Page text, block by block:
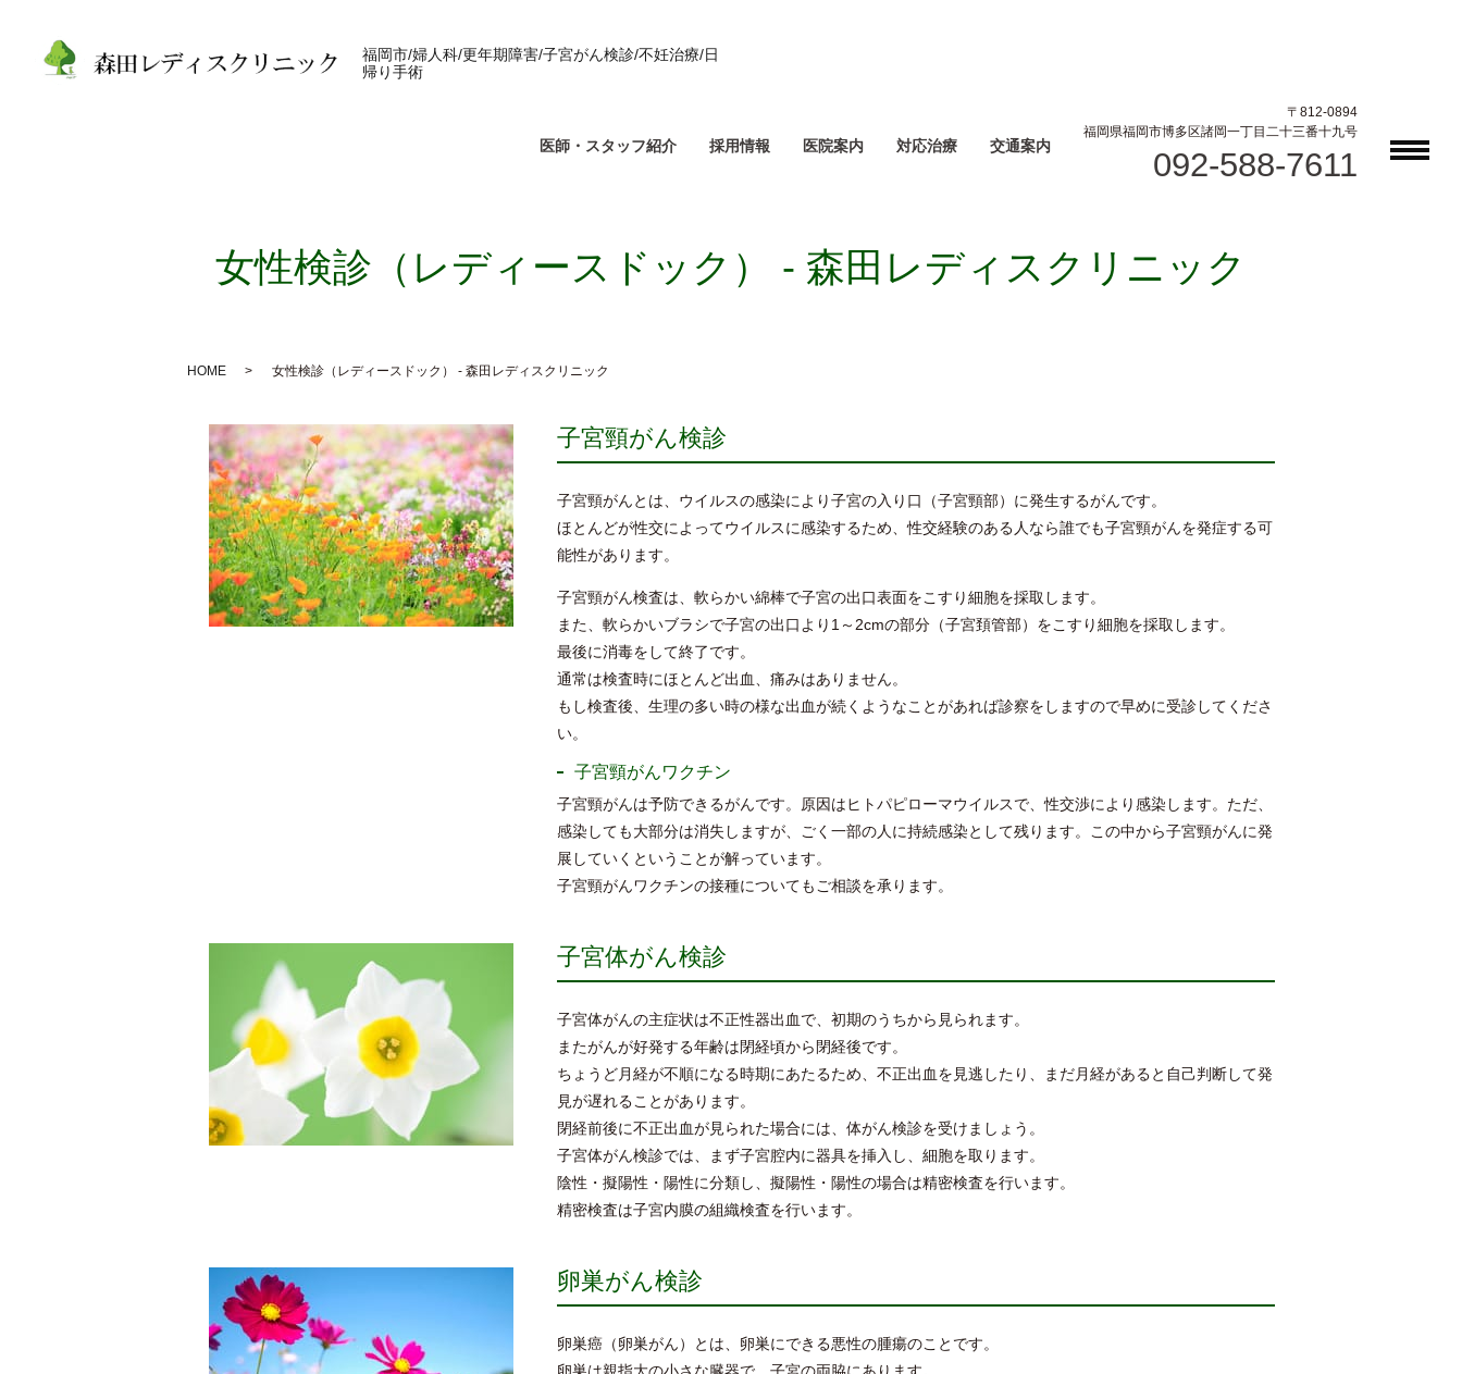
福岡市/婦人科/更年期障害/子宮がん検診/不妊治療/日
帰り手術
医師・スタッフ紹介 採用情報 医院案内 対応治療 交通案内
〒812-0894
福岡県福岡市博多区諸岡一丁目二十三番十九号
092-588-7611
女性検診（レディースドック） - 森田レディスクリニック
HOME 女性検診（レディースドック） - 森田レディスクリニック
子宮頸がん検診
子宮頸がんとは、ウイルスの感染により子宮の入り口（子宮頸部）に発生するがんです。
ほとんどが性交によってウイルスに感染するため、性交経験のある人なら誰でも子宮頸がんを発症する可
能性があります。
子宮頸がん検査は、軟らかい綿棒で子宮の出口表面をこすり細胞を採取します。
また、軟らかいブラシで子宮の出口より1～2cmの部分（子宮頚管部）をこすり細胞を採取します。
最後に消毒をして終了です。
通常は検査時にほとんど出血、痛みはありません。
もし検査後、生理の多い時の様な出血が続くようなことがあれば診察をしますので早めに受診してくださ
い。
子宮頸がんワクチン
子宮頸がんは予防できるがんです。原因はヒトパピローマウイルスで、性交渉により感染します。ただ、
感染しても大部分は消失しますが、ごく一部の人に持続感染として残ります。この中から子宮頸がんに発
展していくということが解っています。
子宮頸がんワクチンの接種についてもご相談を承ります。
子宮体がん検診
子宮体がんの主症状は不正性器出血で、初期のうちから見られます。
またがんが好発する年齢は閉経頃から閉経後です。
ちょうど月経が不順になる時期にあたるため、不正出血を見逃したり、まだ月経があると自己判断して発
見が遅れることがあります。
閉経前後に不正出血が見られた場合には、体がん検診を受けましょう。
子宮体がん検診では、まず子宮腔内に器具を挿入し、細胞を取ります。
陰性・擬陽性・陽性に分類し、擬陽性・陽性の場合は精密検査を行います。
精密検査は子宮内膜の組織検査を行います。
卵巣がん検診
卵巣癌（卵巣がん）とは、卵巣にできる悪性の腫瘍のことです。